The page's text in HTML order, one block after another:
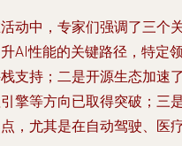
动中，专家们强调了三个
AI性能的关键路径，特定
支持；二是开源生态加速
擎等方向已取得突破；三
，尤其是在自动驾驶、医